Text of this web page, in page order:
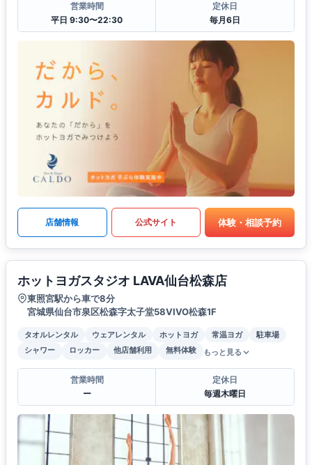
営業時間
平日 9:30〜22:30
定休日
毎月6日
店舗情報 公式サイト 体験・相談予約
ホットヨガスタジオ LAVA仙台松森店
東照宮駅から車で8分
宮城県仙台市泉区松森字太子堂58VIVO松森1F
タオルレンタル ウェアレンタル ホットヨガ 常温ヨガ
駐車場
シャワー
ロッカー 他店舗利用 無料体験 もっと見る
営業時間
ー
定休日
毎週木曜日